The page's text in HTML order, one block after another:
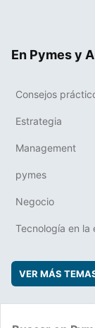
En Pymes y
Consejos
Estrategia
Management
pymes
Negocio
Tecnología en la
VER MÁS